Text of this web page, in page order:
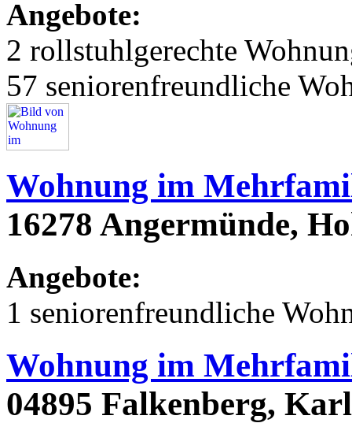
Angebote:
2 rollstuhlgerechte
57 seniorenfreundliche
Wohnung im
16278 Angermünde,
Angebote:
1 seniorenfreundliche
Wohnung im
04895 Falkenberg,